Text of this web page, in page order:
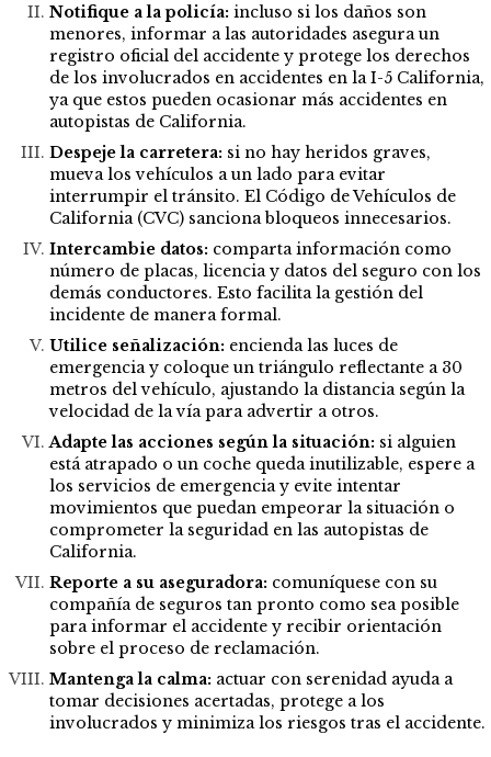
Notifique a la policía: incluso si los daños son
menores, informar a las autoridades asegura un
registro oficial del accidente y protege los derechos
de los involucrados en accidentes en la I-5 California,
ya que estos pueden ocasionar más accidentes en
autopistas de California.
Despeje la carretera: si no hay heridos graves,
mueva los vehículos a un lado para evitar
interrumpir el tránsito. El Código de Vehículos de
California (CVC) sanciona bloqueos innecesarios.
Intercambie datos: comparta información como
número de placas, licencia y datos del seguro con los
demás conductores. Esto facilita la gestión del
incidente de manera formal.
Utilice señalización: encienda las luces de
emergencia y coloque un triángulo reflectante a 30
metros del vehículo, ajustando la distancia según la
velocidad de la vía para advertir a otros.
Adapte las acciones según la situación: si alguien
está atrapado o un coche queda inutilizable, espere a
los servicios de emergencia y evite intentar
movimientos que puedan empeorar la situación o
comprometer la seguridad en las autopistas de
California.
Reporte a su aseguradora: comuníquese con su
compañía de seguros tan pronto como sea posible
para informar el accidente y recibir orientación
sobre el proceso de reclamación.
Mantenga la calma: actuar con serenidad ayuda a
tomar decisiones acertadas, protege a los
involucrados y minimiza los riesgos tras el accidente.